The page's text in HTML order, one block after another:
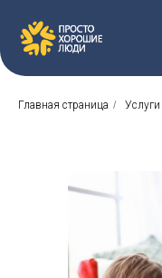
Главная страница / Услуги